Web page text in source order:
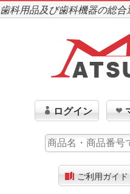
歯科用品及び歯科機器の総合
ログイン
ご利用ガイド